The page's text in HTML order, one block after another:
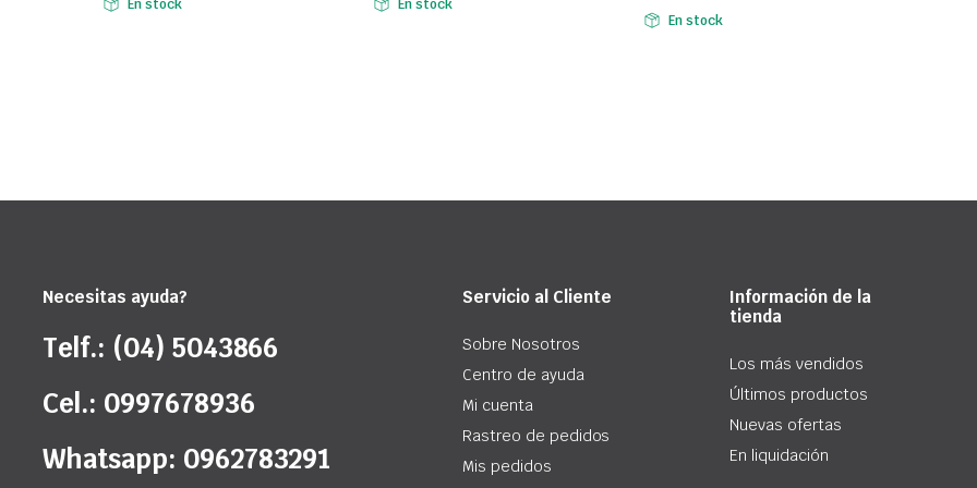
En stock En stock
En stock
Necesitas ayuda?
Telf.: (04) 5043866
Cel.: 0997678936
Whatsapp: 0962783291
Servicio al Cliente
Sobre Nosotros
Centro de ayuda
Mi cuenta
Rastreo de pedidos
Mis pedidos
Información de la
tienda
Los más vendidos
Últimos productos
Nuevas ofertas
En liquidación